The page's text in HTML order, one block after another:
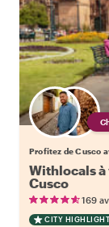
Profitez de Cusco
Withlocals à
Cusco
169
CITY